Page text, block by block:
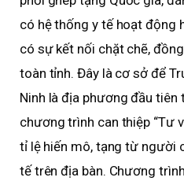
có hệ thống y tế hoạt động
có sự kết nối chặt chẽ,
toàn tỉnh. Đây là cơ sở để
Ninh là địa phương đầu
chương trình can thiệp “Tư
tỉ lệ hiến mô, tạng từ người
tế trên địa bàn. Chương